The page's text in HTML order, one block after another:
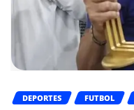
DEPORTES FUTBOL